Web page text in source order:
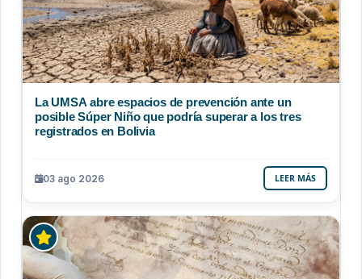
La UMSA abre espacios de prevención ante un
posible Súper Niño que podría superar a los tres
registrados en Bolivia
03 ago 2026 LEER MÁS